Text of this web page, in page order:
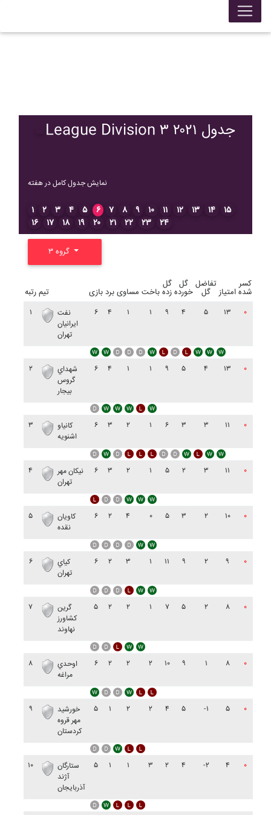
League Division ۳ ۲۰۲۱ جدول
نمایش جدول کامل در هفته
۱ ۲ ۳ ۴ ۵ ۶ ۷ ۸ ۹ ۱۰ ۱۱ ۱۲ ۱۳ ۱۴
۱۵
۱۶
۱۷ ۱۸ ۱۹ ۲۰ ۲۱ ۲۲ ۲۳ ۲۴
رتبه تیم بازی برد مساوی باخت
گل
زده
گل
خورده
تفاضل
گل امتیاز
کسر
شده
۱
نفت
ايرانيان
تهران
۶ ۴ ۱ ۱ ۹ ۴ ۵ ۱۳ ۰
۲
شهداي
گروس
بيجار
۶ ۴ ۱ ۱ ۹ ۵ ۴ ۱۳ ۰
۳
کانياو
اشنويه
۶ ۳ ۲ ۱ ۶ ۳ ۳ ۱۱ ۰
۴
نيکان مهر
تهران
۶ ۳ ۲ ۱ ۵ ۲ ۳ ۱۱ ۰
۵
کاويان
نقده
۶ ۲ ۴ ۰ ۵ ۳ ۲ ۱۰ ۰
۶
کياي
تهران
۶ ۲ ۳ ۱ ۱۱ ۹ ۲ ۹ ۰
۷
گرين
کشاورز
نهاوند
۵ ۲ ۲ ۱ ۷ ۵ ۲ ۸ ۰
۸
اوحدي
مراغه
۶ ۲ ۲ ۲ ۱۰ ۹ ۱ ۸ ۰
۹
خورشيد
مهر قروه
کردستان
۵ ۱ ۲ ۲ ۴ ۵ -۱ ۵ ۰
۱۰
ستارگان
آژند
آذربايجان
۵ ۱ ۱ ۳ ۲ ۴ -۲ ۴ ۰